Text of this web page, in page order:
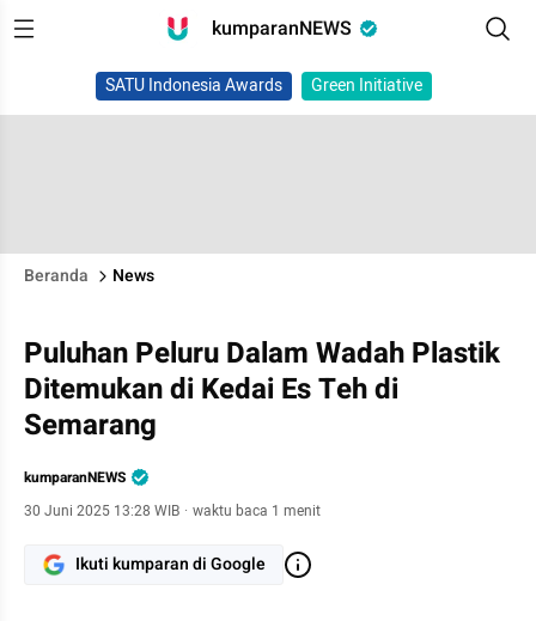
kumparanNEWS
SATU Indonesia Awards Green Initiative
Beranda News
Puluhan Peluru Dalam Wadah Plastik
Ditemukan di Kedai Es Teh di
Semarang
kumparanNEWS
30 Juni 2025 13:28 WIB · waktu baca 1 menit
Ikuti kumparan di Google